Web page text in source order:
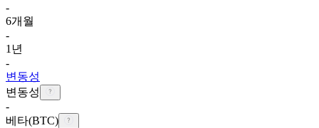
-
6개월
-
1년
-
변동성
변동성
-
베타(BTC)